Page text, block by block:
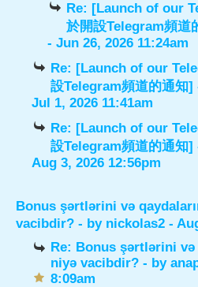
Re: [Launch of our
於開設Telegram頻道
- Jun 26, 2026 11:24am
Re: [Launch of our
設Telegram頻道的通知]
Jul 1, 2026 11:41am
Re: [Launch of our
設Telegram頻道的通知]
Aug 3, 2026 12:56pm
Bonus şərtlərini və
vacibdir? - by nickolas2 -
Re: Bonus şərtlərini və
niyə vacibdir? - by
8:09am